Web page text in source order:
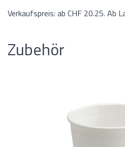
Verkaufspreis: ab CHF 20.25. Ab
Zubehör